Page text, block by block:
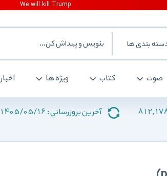
بندی ها
صوت کتاب ویژه ها اخبار
آخرین بروزرسانی : 1405/05/16